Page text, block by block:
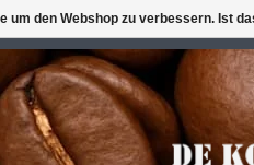
LEVERING VOLGENDE
um den Webshop zu verbessern. Ist